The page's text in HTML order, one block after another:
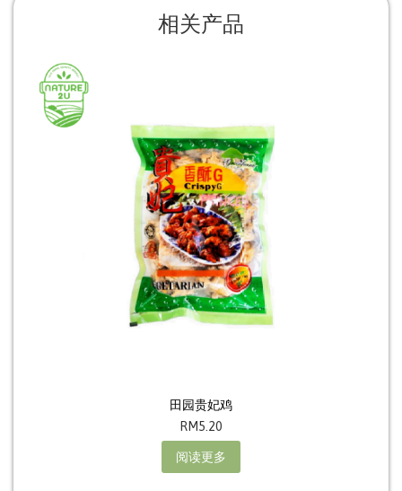
相关产品
田园贵妃鸡
RM5.20
阅读更多